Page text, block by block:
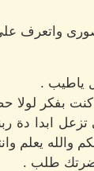
واتعرف
ياطيب .
كنت بفكر
ابدا دة
يعلم
طلب .